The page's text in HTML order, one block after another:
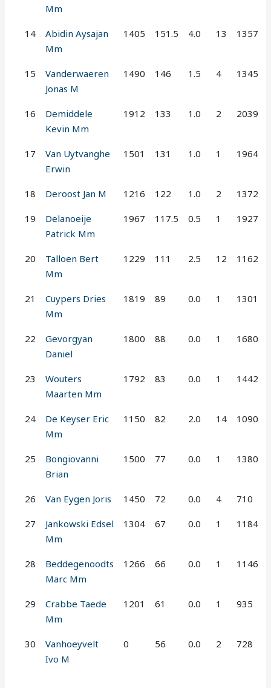
Mm
14
Abidin Aysajan
Mm
1405 151.5 4.0 13 1357
15
Vanderwaeren
Jonas M
1490 146 1.5 4 1345
16
Demiddele
Kevin Mm
1912 133 1.0 2 2039
17
Van Uytvanghe
Erwin
1501 131 1.0 1 1964
18 Deroost Jan M 1216 122 1.0 2 1372
19
Delanoeije
Patrick Mm
1967 117.5 0.5 1 1927
20
Talloen Bert
Mm
1229 111 2.5 12 1162
21
Cuypers Dries
Mm
1819 89 0.0 1 1301
22
Gevorgyan
Daniel
1800 88 0.0 1 1680
23
Wouters
Maarten Mm
1792 83 0.0 1 1442
24
De Keyser Eric
Mm
1150 82 2.0 14 1090
25
Bongiovanni
Brian
1500 77 0.0 1 1380
26 Van Eygen Joris 1450 72 0.0 4 710
27
Jankowski Edsel
Mm
1304 67 0.0 1 1184
28
Beddegenoodts
Marc Mm
1266 66 0.0 1 1146
29
Crabbe Taede
Mm
1201 61 0.0 1 935
30
Vanhoeyvelt
Ivo M
0 56 0.0 2 728